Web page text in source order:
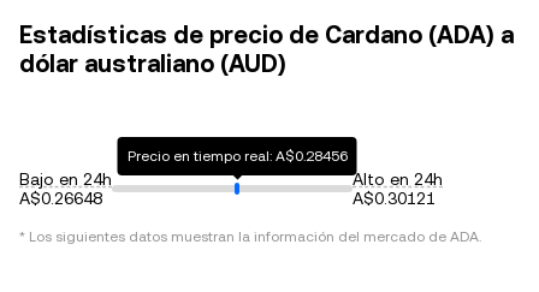
Estadísticas de precio de Cardano (ADA) a
dólar australiano (AUD)
Bajo en 24h
A$0.26648
Precio en tiempo real: A$0.28456
Alto en 24h
A$0.30121
* Los siguientes datos muestran la información del mercado de ADA.